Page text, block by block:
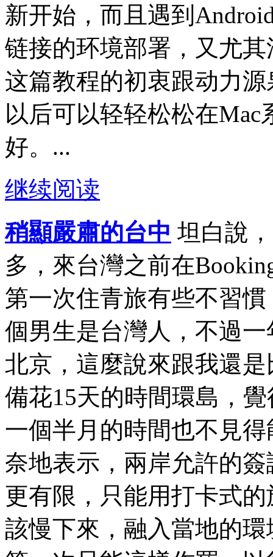
新开始，而且遇到
链接的环境部署，又尤
这篇教程的初衷跟动力
以后可以轻轻松松在
好。...
继续阅读
稍顯嚴肅的台中 坦白說
多，來台灣之前在
第一次住青旅有些不習
個男生是台灣人，不過
北京，這麼說來跟我還
備花15天的時間環島，
一個半月的時間也不見
奈地表示，兩岸允許的
更有限，只能用打卡式
該慢下來，融入當地的